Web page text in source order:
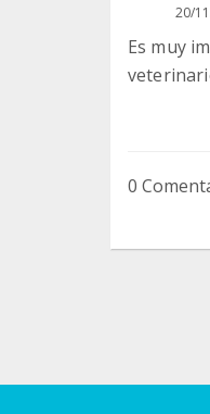
20/
Es muy
0